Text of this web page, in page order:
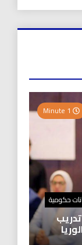
حكومية